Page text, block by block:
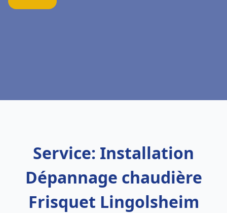
Service: Installation
Dépannage chaudière
Frisquet Lingolsheim